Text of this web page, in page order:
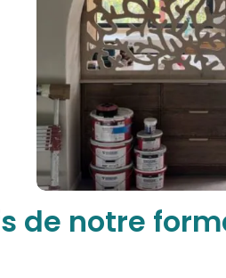
de notre